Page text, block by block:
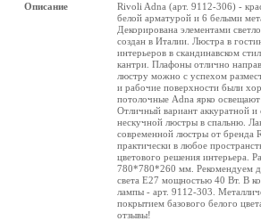
Описание
Rivoli Adna (арт. 9112-306) -
белой арматурой и 6 белыми
Декорирована элементами
создан в Италии. Люстра в
интерьеров в скандинавском
кантри. Плафоны отлично
люстру можно с успехом
и рабочие поверхности были
потолочные Adna ярко освещают
Отличный вариант аккуратной
нескучной люстры в спальню.
современной люстры от бренда
практически в любое
цветового решения интерьера.
780*780*260 мм. Рекомендуем
света Е27 мощностью 40 Вт. В
лампы - арт. 9112-303.
покрытием базового белого
отзывы!